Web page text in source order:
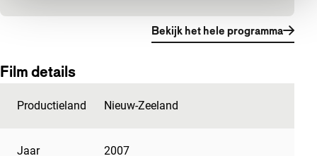
Bekijk het hele programma
Film details
Productieland Nieuw-Zeeland
Jaar 2007